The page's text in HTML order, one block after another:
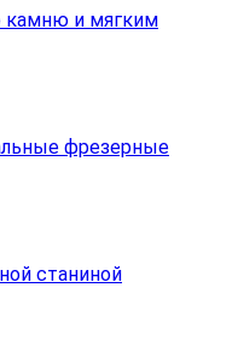
камню и мягким
фрезерные
станиной